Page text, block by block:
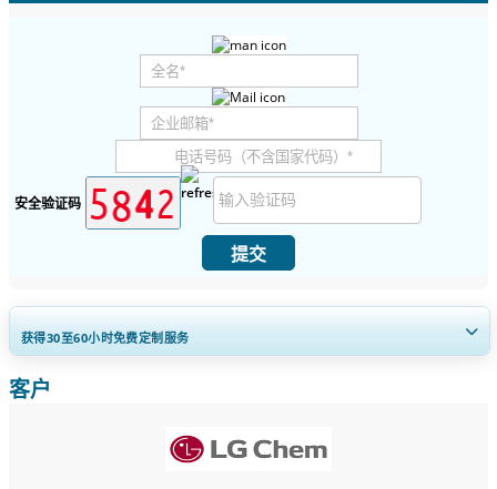
安全验证码
提交
获得30至60小时免费定制服务
扩大区域和国家覆盖范围， 细分市场分析， 公司简介， 竞争基准分析，
立即定制
客户